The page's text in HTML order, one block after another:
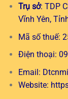
Trụ sở: TDP
Vĩnh Yên,
Mã số thuế:
Điện thoại:
Email:
Website: